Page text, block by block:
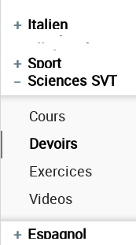
Français
Italien
Devoirs
فلسفة
Devoirs
Allemand
Manuels Scolaires
Informatique
Mathématiques
Physique
Anglais
Devoirs
Sport
Enchainement
العربية
Devoirs
Vidéos
Sciences SVT
Cours
Devoirs
Exercices
Videos
Espagnol
Cours